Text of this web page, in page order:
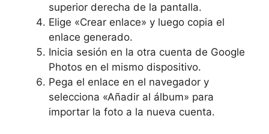
superior derecha ‍de la pantalla.
Elige «Crear enlace» y luego copia el
enlace generado.
Inicia sesión en la otra cuenta de ​Google
Photos en el mismo dispositivo.
Pega el enlace en⁣ el navegador y​
selecciona⁢ «Añadir al álbum» para
importar la foto a la nueva cuenta.